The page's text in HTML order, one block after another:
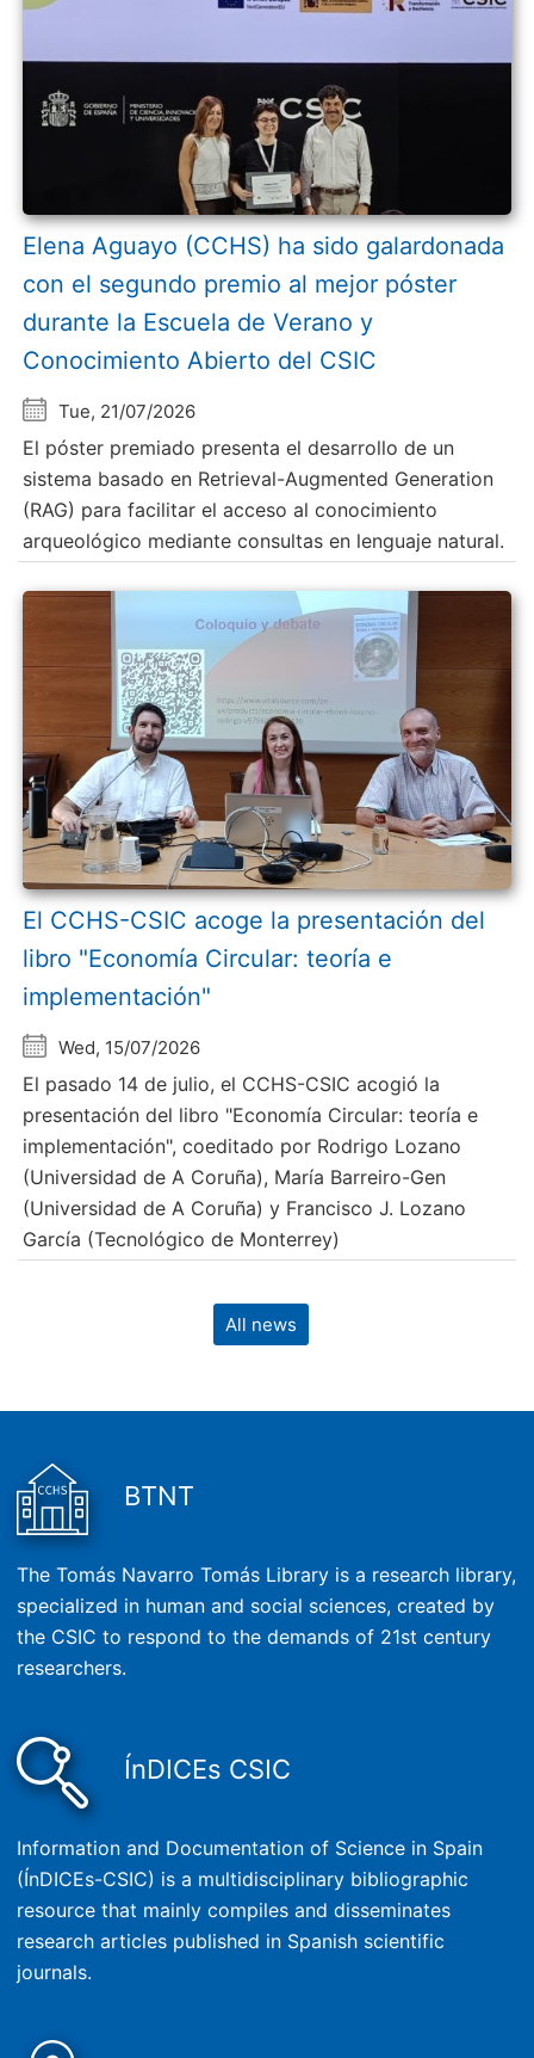
Elena Aguayo (CCHS) ha sido galardonada
con el segundo premio al mejor póster
durante la Escuela de Verano y
Conocimiento Abierto del CSIC
Tue, 21/07/2026
El póster premiado presenta el desarrollo de un
sistema basado en Retrieval-Augmented Generation
(RAG) para facilitar el acceso al conocimiento
arqueológico mediante consultas en lenguaje natural.
El CCHS-CSIC acoge la presentación del
libro "Economía Circular: teoría e
implementación"
Wed, 15/07/2026
El pasado 14 de julio, el CCHS-CSIC acogió la
presentación del libro "Economía Circular: teoría e
implementación", coeditado por Rodrigo Lozano
(Universidad de A Coruña), María Barreiro-Gen
(Universidad de A Coruña) y Francisco J. Lozano
García (Tecnológico de Monterrey)
All news
BTNT
The Tomás Navarro Tomás Library is a research library,
specialized in human and social sciences, created by
the CSIC to respond to the demands of 21st century
researchers.
ÍnDICEs CSIC
Information and Documentation of Science in Spain
(ÍnDICEs-CSIC) is a multidisciplinary bibliographic
resource that mainly compiles and disseminates
research articles published in Spanish scientific
journals.